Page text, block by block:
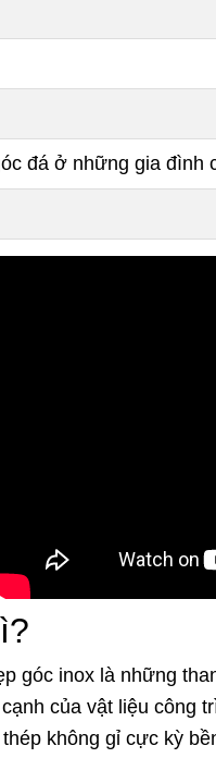
đá ở những gia đình
góc inox là những
của vật liệu công
không gỉ cực kỳ